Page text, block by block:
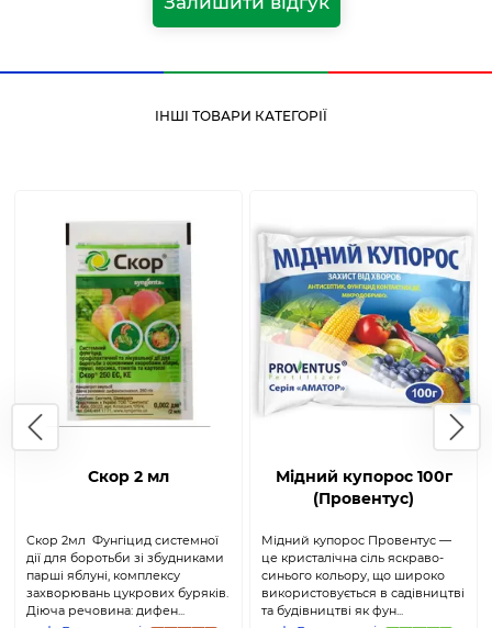
ІНШІ ТОВАРИ КАТЕГОРІЇ
Скор 2 мл
Скор 2мл Фунгіцид системної
дії для боротьби зі збудниками
парші яблуні, комплексу
захворювань цукрових буряків.
Діюча речовина: дифен...
Мідний купорос 100г
(Провентус)
Мідний купорос Провентус —
це кристалічна сіль яскраво-
синього кольору, що широко
використовується в садівництві
та будівництві як фун...